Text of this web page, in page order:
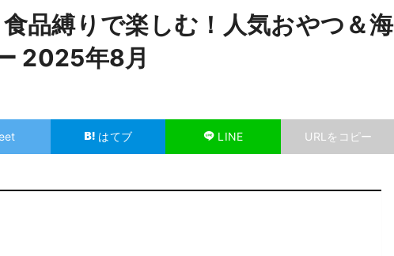
食品縛りで楽しむ！人気おやつ＆海
2025年8月
はてブ LINE URLをコピー